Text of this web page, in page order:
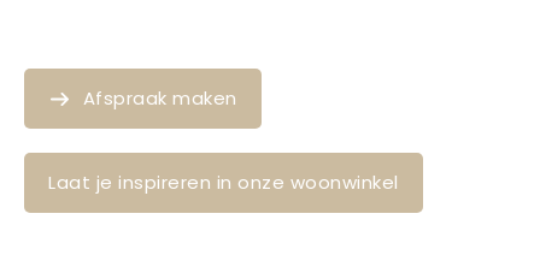
Afspraak maken
Laat je inspireren in onze woonwinkel